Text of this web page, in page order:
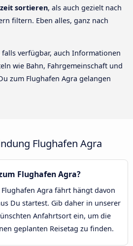
sortieren, als auch gezielt nach
filtern. Eben alles, ganz nach
verfügbar, auch Informationen
wie Bahn, Fahrgemeinschaft und
zum Flughafen Agra gelangen
Flughafen Agra
Flughafen Agra?
Agra fährt hängt davon
Du startest. Gib daher in unserer
Anfahrtsort ein, um die
geplanten Reisetag zu finden.